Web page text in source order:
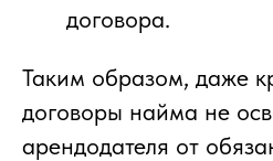
договора.
Таким образом, даже
договоры найма не
арендодателя от